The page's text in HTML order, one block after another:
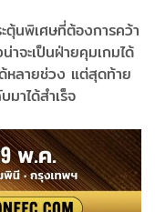
ตุ้นพิเศษที่ต้องการคว้า
จะเป็นฝ่ายคุมเกมได้
หลายช่วง แต่สุดท้าย
าได้สำเร็จ